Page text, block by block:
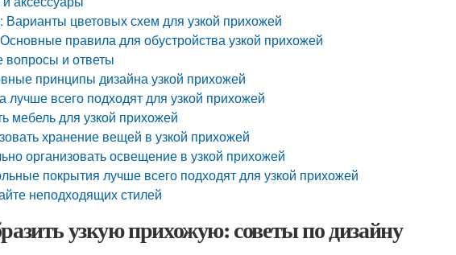
Варианты цветовых схем для узкой прихожей
правила для обустройства узкой прихожей
и ответы
принципы дизайна узкой прихожей
лучше всего подходят для узкой прихожей
мебель для узкой прихожей
хранение вещей в узкой прихожей
организовать освещение в узкой прихожей
покрытия лучше всего подходят для узкой прихожей
неподходящих стилей
узкую прихожую: советы по дизайну